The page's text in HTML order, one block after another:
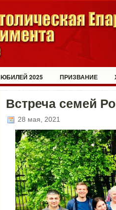
ЮБИЛЕЙ 2025 ПРИЗВАНИЕ
Встреча семей
28 мая, 2021